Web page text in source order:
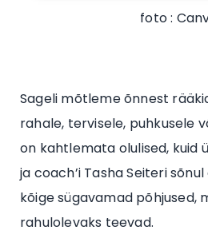
foto :
Sageli mõtleme õnnest
rahale, tervisele, puhkusele
on kahtlemata olulised, kuid
ja coach’i Tasha Seiteri
kõige sügavamad põhjused,
rahulolevaks teevad.